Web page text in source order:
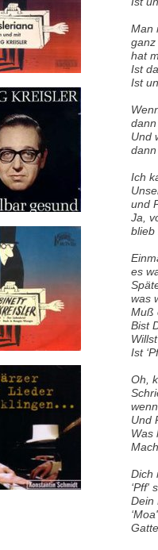
Man
ganz
hat
Ist
Ist
Und
dann
Ich
und
Ja,
blieb
es
was
Muß
Bist
Ist
Oh,
Und
Was
Dich
‘Pff'
Dein